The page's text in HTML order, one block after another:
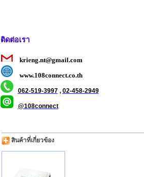
ติดต่อเรา
krieng.nt@gmail.com
www.108connect.co.th
062-519-3997, 02-458-2949
@108connect
สินค้าที่เกี่ยวข้อง